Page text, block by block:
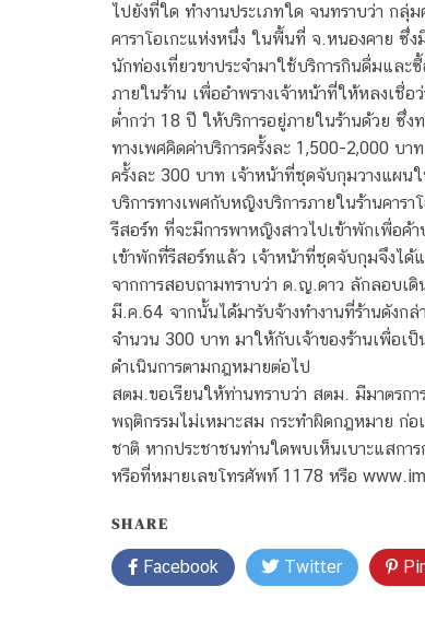
ไปยังที่ใด ทำงานประเภทใด จนทราบว่า กลุ่
คาราโอเกะแห่งหนึ่ง ในพื้นที่ จ.หนองคาย ซึ่
นักท่องเที่ยวขาประจำมาใช้บริการกินดื่มและ
ภายในร้าน เพื่ออำพรางเจ้าหน้าที่ให้หลงเชื่อ
ต่ำกว่า 18 ปี ให้บริการอยู่ภายในร้านด้วย ซึ่ง
ทางเพศคิดค่าบริการครั้งละ 1,500-2,000 บา
ครั้งละ 300 บาท เจ้าหน้าที่ชุดจับกุมวางแผน
บริการทางเพศกับหญิงบริการภายในร้านคาร
รีสอร์ท ที่จะมีการพาหญิงสาวไปเข้าพักเพื่อค้
เข้าพักที่รีสอร์ทแล้ว เจ้าหน้าที่ชุดจับกุมจึงได้
จากการสอบถามทราบว่า ด.ญ.ดาว ลักลอบเดิ
มี.ค.64 จากนั้นได้มารับจ้างทำงานที่ร้านดังกล่
จำนวน 300 บาท มาให้กับเจ้าของร้านเพื่อ
ดำเนินการตามกฎหมายต่อไป
สตม.ขอเรียนให้ท่านทราบว่า สตม. มีมาตรกา
พฤติกรรมไม่เหมาะสม กระทำผิดกฎหมาย ก่
ชาติ หากประชาชนท่านใดพบเห็นเบาะแสกา
หรือที่หมายเลขโทรศัพท์ 1178 หรือ
SHARE
Facebook Twitter